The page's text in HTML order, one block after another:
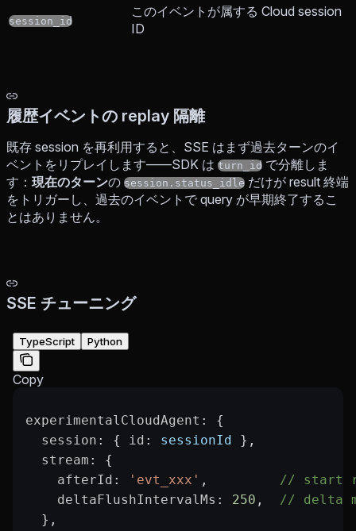
session_id
このイベントが属する Cloud session
ID
履歴イベントの replay 隔離
既存 session を再利用すると、SSE はまず過去ターンのイ
ベントをリプレイします——SDK は turn_id で分離しま
す： 現在のターンの session.status_idle だけが result 終端
をトリガーし、過去のイベントで query が早期終了するこ
とはありません。
SSE チューニング
TypeScript Python
Copy
experimentalCloudAgent : {
  session
: { id : sessionId
},
  stream
: {
    afterId
: 'evt_xxx' , // start
    deltaFlushIntervalMs
: 250 , // delta
  },